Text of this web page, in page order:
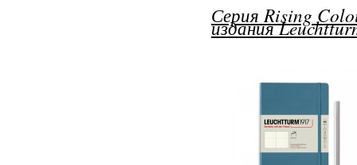
Серия Rising
издания